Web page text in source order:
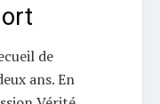
de
ans. En